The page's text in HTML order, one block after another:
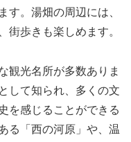
す。湯畑の周辺には、
街歩きも楽しめます。
観光名所が多数ありま
して知られ、多くの文
を感じることができる
る「西の河原」や、温